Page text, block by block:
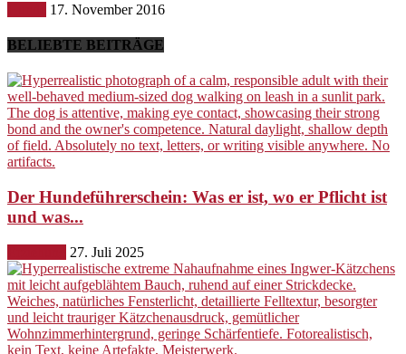
17. November 2016
BELIEBTE BEITRÄGE
Der Hundeführerschein: Was er ist, wo er Pflicht ist
und was...
27. Juli 2025